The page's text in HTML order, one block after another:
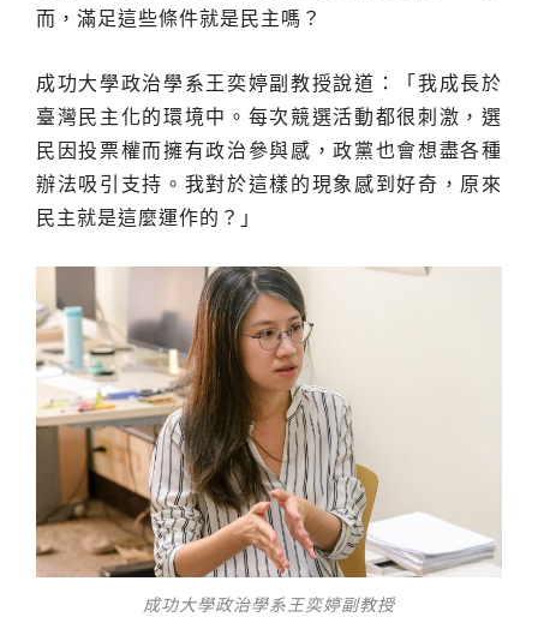
而，滿足這些條件就是民主嗎？
成功大學政治學系王奕婷副教授說道：「我成長於
臺灣民主化的環境中。每次競選活動都很刺激，選
民因投票權而擁有政治參與感，政黨也會想盡各種
辦法吸引支持。我對於這樣的現象感到好奇，原來
民主就是這麼運作的？」
成功大學政治學系王奕婷副教授